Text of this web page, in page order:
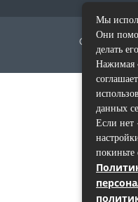
Copyright ©
Мы
Они
делать
Нажимая
данных
Если
покиньте